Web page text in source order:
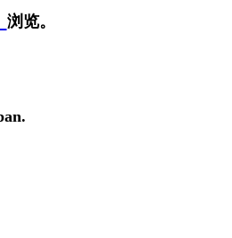
浏览。